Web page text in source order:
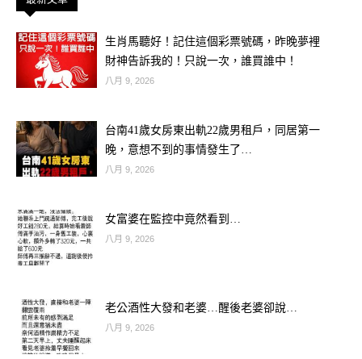
歡迎來下水道觀看更多都市傳說👉
https://lihi3.cc/c5H8h
【心理測驗】如果我和他告白會成功
嗎？測試你的「告白運」！
生肖馬聽好！記住這個彩票號碼，昨晚夢裡
財神告訴我的！只說一次，誰買誰中！
八月 9, 2026
台南41歲女房東出軌22歲男租戶，同居第一
晚，意想不到的事情發生了…
八月 9, 2026
女富婆在監控中竟然看到…
八月 9, 2026
老公酒性大發和老婆…醒後老婆卻說…
八月 9, 2026